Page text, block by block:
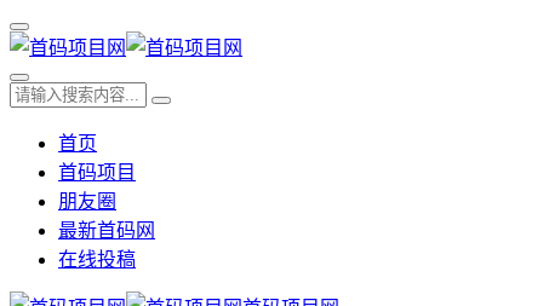
首页
首码项目
朋友圈
最新首码网
在线投稿